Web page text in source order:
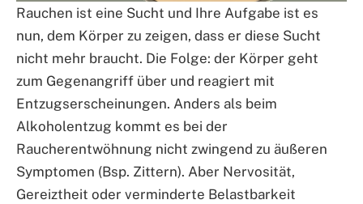
Rauchen ist eine Sucht und Ihre Aufgabe ist es
nun, dem Körper zu zeigen, dass er diese Sucht
nicht mehr braucht. Die Folge: der Körper geht
zum Gegenangriff über und reagiert mit
Entzugserscheinungen. Anders als beim
Alkoholentzug kommt es bei der
Raucherentwöhnung nicht zwingend zu äußeren
Symptomen (Bsp. Zittern). Aber Nervosität,
Gereiztheit oder verminderte Belastbarkeit